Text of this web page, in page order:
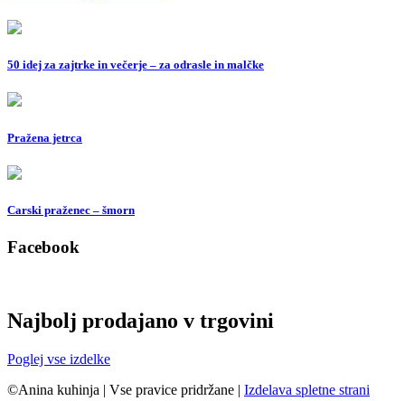
50 idej za zajtrke in večerje – za odrasle in malčke
Pražena jetrca
Carski praženec – šmorn
Facebook
Najbolj prodajano v trgovini
Poglej vse izdelke
©Anina kuhinja | Vse pravice pridržane | Izdelava spletne strani